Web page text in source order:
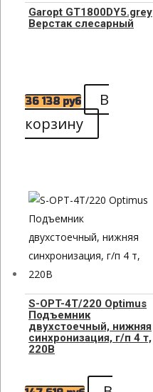
Garopt GT1800DY5.grey
Верстак слесарный
36 138 руб
В
корзину
S-OPT-4T/220 Optimus
Подъемник
двухстоечный, нижняя
синхронизация, г/п 4 т,
220В